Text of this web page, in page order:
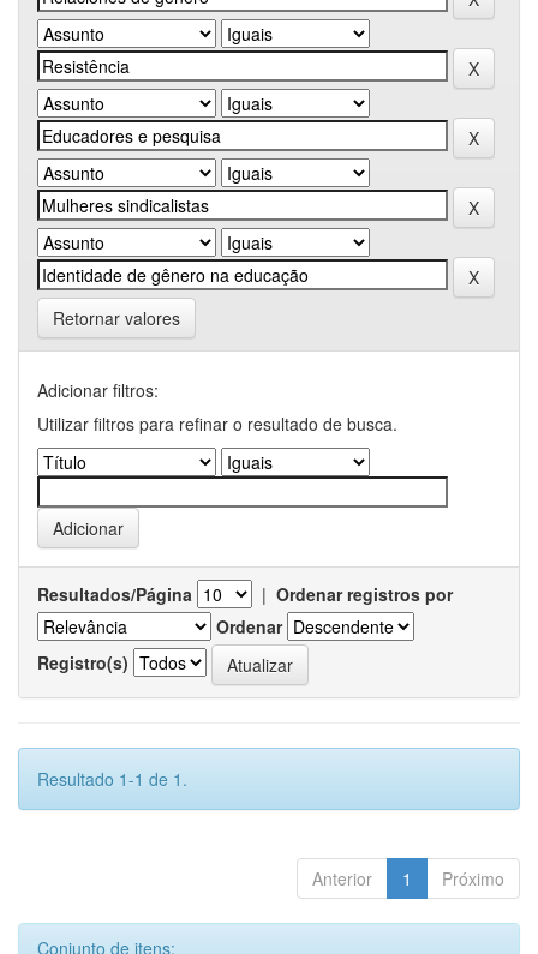
Retornar valores
Adicionar filtros:
Utilizar filtros para refinar o resultado de busca.
Resultados/Página | Ordenar registros por
Ordenar
Registro(s)
Resultado 1-1 de 1.
Anterior 1 Próximo
Conjunto de itens: